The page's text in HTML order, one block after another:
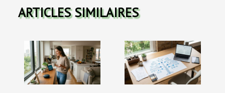
ARTICLES SIMILAIRES